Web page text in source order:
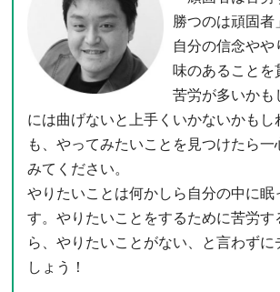
勝つのは頑固者
自分の信念や
味のあることを
苦労が多いかも
には曲げないと上手くいかないかもし
も、やってみたいことを見つけたら
みてください。
やりたいことは何かしら自分の中に眠
す。やりたいことをするために苦労す
ら、やりたいことがない、と言わずに
しょう！